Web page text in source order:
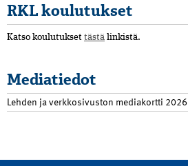
RKL koulutukset
Katso koulutukset tästä linkistä.
Mediatiedot
Lehden ja verkkosivuston mediakortti 2026